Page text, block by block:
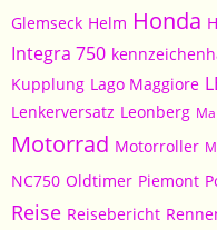
Glemseck Helm Honda
Integra 750
Kupplung Lago Maggiore
Lenkerversatz Leonberg
Motorrad Motorroller
NC750 Oldtimer Piemont
Reise Reisebericht